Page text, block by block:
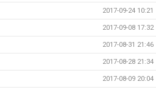
2017-09-24 10:21
2017-09-08 17:32
2017-08-31 21:46
2017-08-28 21:34
2017-08-09 20:04